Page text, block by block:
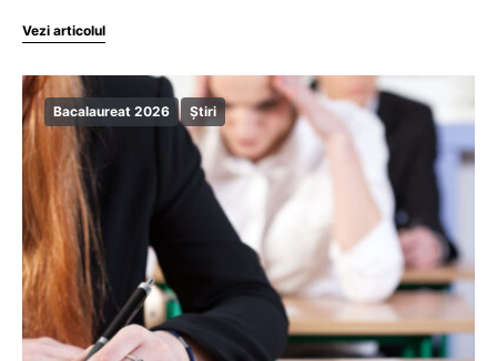
Vezi articolul
Bacalaureat 2026 Știri